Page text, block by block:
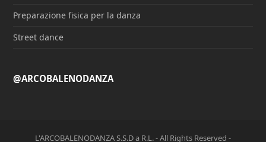
Preparazione fisica per la danza
Street dance
@ARCOBALENODANZA
L'ARCOBALENODANZA S.S.D a R.L. - All Rights Reserved -